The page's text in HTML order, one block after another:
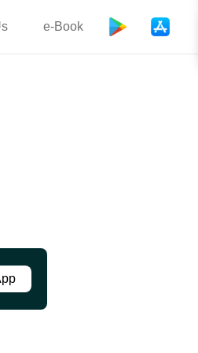
e-Book